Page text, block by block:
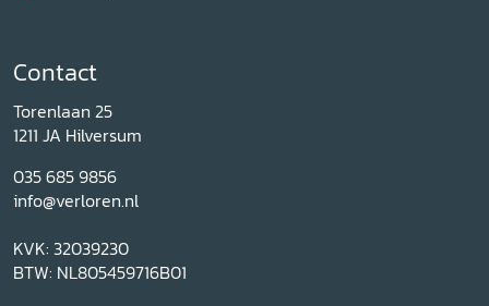
Contact
Torenlaan 25
1211 JA Hilversum
035 685 9856
info@verloren.nl
KVK: 32039230
BTW: NL805459716B01